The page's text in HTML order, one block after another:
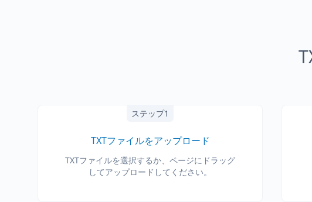
ステップ1
TXTファイルをアップロード
TXTファイルを選択するか、ページにドラッグ
してアップロードしてください。